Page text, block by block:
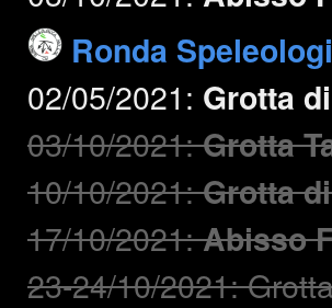
Ronda
02/05/2021: Grotta
03/10/2021:Grotta
10/10/2021:Grotta
17/10/2021:Abisso
23-24/10/2021: